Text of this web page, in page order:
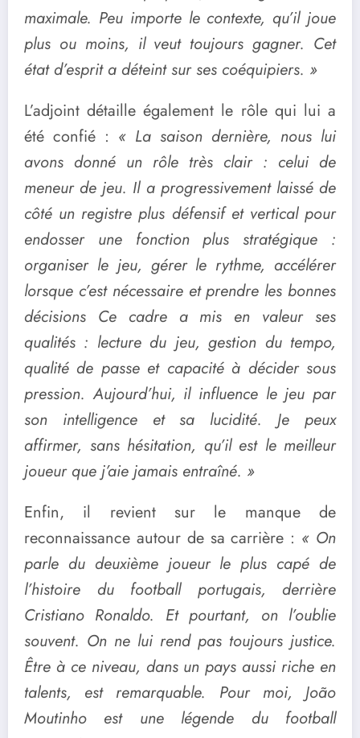
maximale. Peu importe le contexte, qu’il joue
plus ou moins, il veut toujours gagner. Cet
état d’esprit a déteint sur ses coéquipiers. »
L’adjoint détaille également le rôle qui lui a
été confié : « La saison dernière, nous lui
avons donné un rôle très clair : celui de
meneur de jeu. Il a progressivement laissé de
côté un registre plus défensif et vertical pour
endosser une fonction plus stratégique :
organiser le jeu, gérer le rythme, accélérer
lorsque c’est nécessaire et prendre les bonnes
décisions Ce cadre a mis en valeur ses
qualités : lecture du jeu, gestion du tempo,
qualité de passe et capacité à décider sous
pression. Aujourd’hui, il influence le jeu par
son intelligence et sa lucidité. Je peux
affirmer, sans hésitation, qu’il est le meilleur
joueur que j’aie jamais entraîné. »
Enfin, il revient sur le manque de
reconnaissance autour de sa carrière : « On
parle du deuxième joueur le plus capé de
l’histoire du football portugais, derrière
Cristiano Ronaldo. Et pourtant, on l’oublie
souvent. On ne lui rend pas toujours justice.
Être à ce niveau, dans un pays aussi riche en
talents, est remarquable. Pour moi, João
Moutinho est une légende du football